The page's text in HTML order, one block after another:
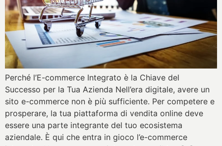
Perché l’E-commerce Integrato è la Chiave del
Successo per la Tua Azienda Nell’era digitale, avere un
sito e-commerce non è più sufficiente. Per competere e
prosperare, la tua piattaforma di vendita online deve
essere una parte integrante del tuo ecosistema
aziendale. È qui che entra in gioco l’e-commerce